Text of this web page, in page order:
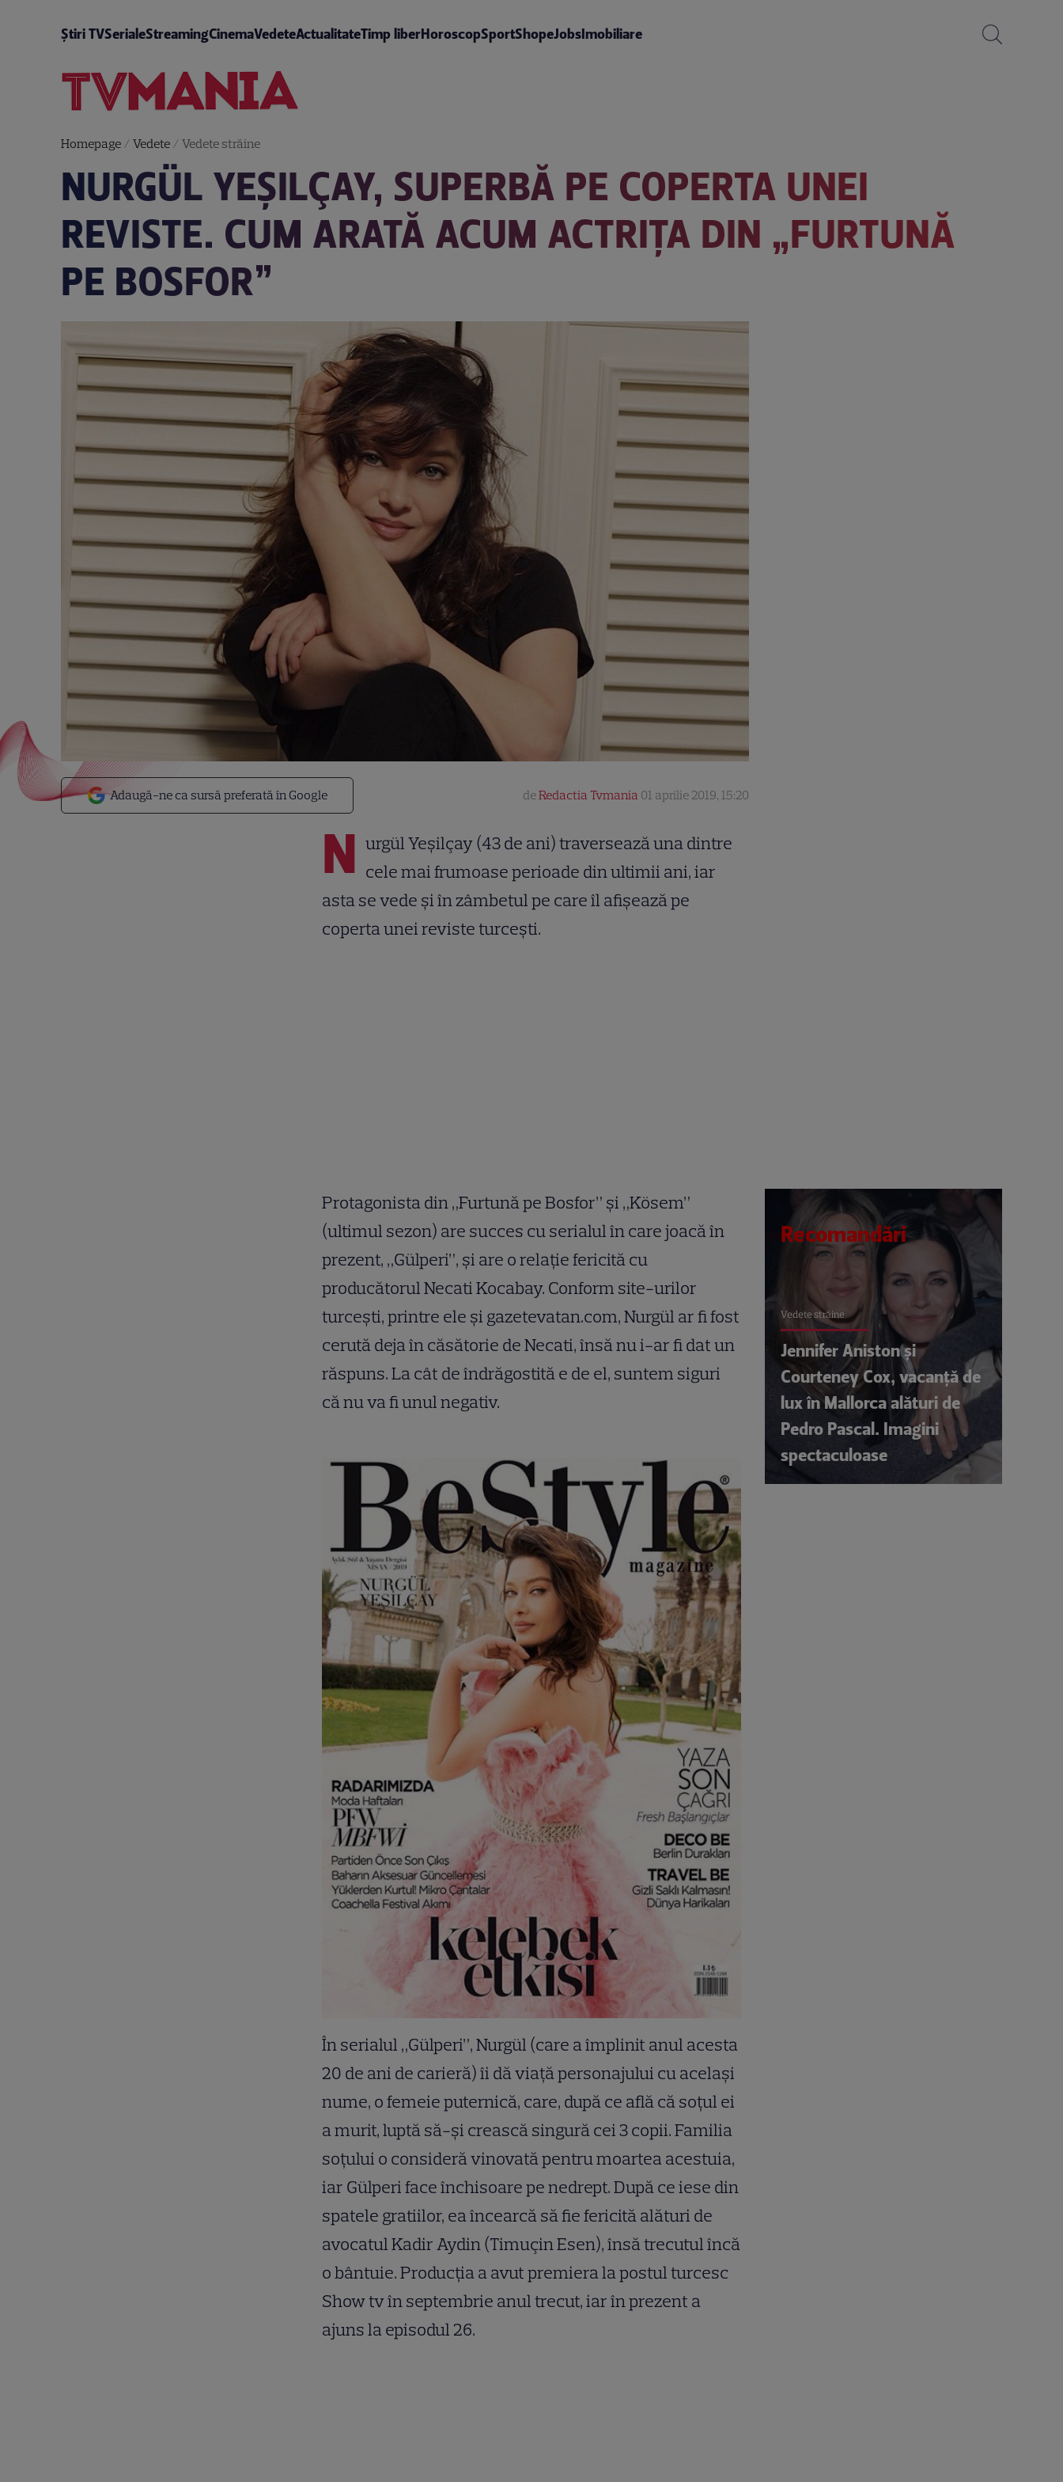
Știri TVSerialeStreamingCinemaVedeteActualitateTimp liberHoroscopSportShopeJobsImobiliare
Homepage/ Vedete/ Vedete străine
NURGÜL YEŞILÇAY, SUPERBĂ PE COPERTA UNEI
REVISTE. CUM ARATĂ ACUM ACTRIŢA DIN „FURTUNĂ
PE BOSFOR”
Adaugă-ne ca sursă preferată în Google deRedactia Tvmania 01 aprilie 2019, 15:20
N urgül Yeşilçay (43 de ani) traversează una dintre
cele mai frumoase perioade din ultimii ani, iar
asta se vede şi în zâmbetul pe care îl afişează pe
coperta unei reviste turceşti.
Protagonista din „Furtună pe Bosfor” şi „Kösem”
(ultimul sezon) are succes cu serialul în care joacă în
prezent, „Gülperi”, şi are o relaţie fericită cu
producătorul Necati Kocabay. Conform site-urilor
turceşti, printre ele şi gazetevatan.com, Nurgül ar fi fost
cerută deja în căsătorie de Necati, însă nu i-ar fi dat un
răspuns. La cât de îndrăgostită e de el, suntem siguri
că nu va fi unul negativ.
În serialul „Gülperi”, Nurgül (care a împlinit anul acesta
20 de ani de carieră) îi dă viaţă personajului cu acelaşi
nume, o femeie puternică, care, după ce află că soţul ei
a murit, luptă să-şi crească singură cei 3 copii. Familia
soţului o consideră vinovată pentru moartea acestuia,
iar Gülperi face închisoare pe nedrept. După ce iese din
spatele gratiilor, ea încearcă să fie fericită alături de
avocatul Kadir Aydin (Timuçin Esen), însă trecutul încă
o bântuie. Producţia a avut premiera la postul turcesc
Show tv în septembrie anul trecut, iar în prezent a
ajuns la episodul 26.
Recomandări
Vedete străine
Jennifer Aniston și
Courteney Cox, vacanță de
lux în Mallorca alături de
Pedro Pascal. Imagini
spectaculoase